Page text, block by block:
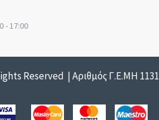
- 17:00
Reserved | Αριθμός Γ.Ε.ΜΗ